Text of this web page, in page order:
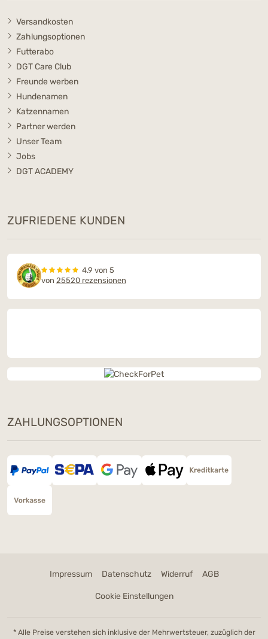
Versandkosten
Zahlungsoptionen
Futterabo
DGT Care Club
Freunde werben
Hundenamen
Katzennamen
Partner werden
Unser Team
Jobs
DGT ACADEMY
ZUFRIEDENE KUNDEN
4.9 von 5
von 25520 rezensionen
ZAHLUNGSOPTIONEN
Impressum Datenschutz Widerruf AGB
Cookie Einstellungen
* Alle Preise verstehen sich inklusive der Mehrwertsteuer, zuzüglich der